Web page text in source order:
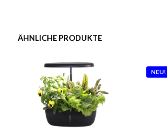
ÄHNLICHE PRODUKTE
NEU!